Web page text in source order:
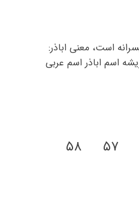
است، معنی اباذر:
اسم اباذر اسم عربی
۵۷
۵۸